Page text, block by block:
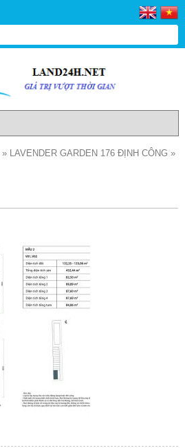
» LAVENDER GARDEN 176 ĐỊNH CÔNG »